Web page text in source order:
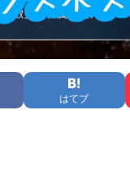
はてブ